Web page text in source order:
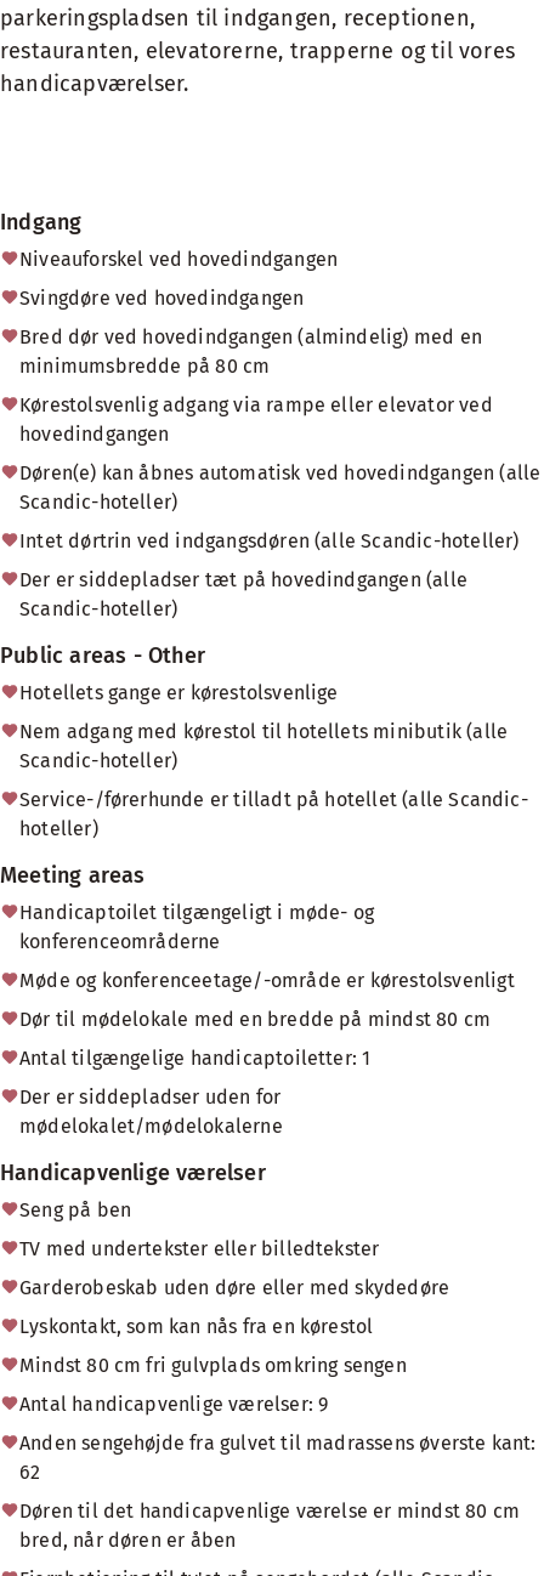
parkeringspladsen til indgangen, receptionen,
restauranten, elevatorerne, trapperne og til vores
handicapværelser.
Indgang
Niveauforskel ved hovedindgangen
Svingdøre ved hovedindgangen
Bred dør ved hovedindgangen (almindelig) med en
minimumsbredde på 80 cm
Kørestolsvenlig adgang via rampe eller elevator ved
hovedindgangen
Døren(e) kan åbnes automatisk ved hovedindgangen (alle
Scandic-hoteller)
Intet dørtrin ved indgangsdøren (alle Scandic-hoteller)
Der er siddepladser tæt på hovedindgangen (alle
Scandic-hoteller)
Public areas - Other
Hotellets gange er kørestolsvenlige
Nem adgang med kørestol til hotellets minibutik (alle
Scandic-hoteller)
Service-/førerhunde er tilladt på hotellet (alle Scandic-
hoteller)
Meeting areas
Handicaptoilet tilgængeligt i møde- og
konferenceområderne
Møde og konferenceetage/-område er kørestolsvenligt
Dør til mødelokale med en bredde på mindst 80 cm
Antal tilgængelige handicaptoiletter: 1
Der er siddepladser uden for
mødelokalet/mødelokalerne
Handicapvenlige værelser
Seng på ben
TV med undertekster eller billedtekster
Garderobeskab uden døre eller med skydedøre
Lyskontakt, som kan nås fra en kørestol
Mindst 80 cm fri gulvplads omkring sengen
Antal handicapvenlige værelser: 9
Anden sengehøjde fra gulvet til madrassens øverste kant:
62
Døren til det handicapvenlige værelse er mindst 80 cm
bred, når døren er åben